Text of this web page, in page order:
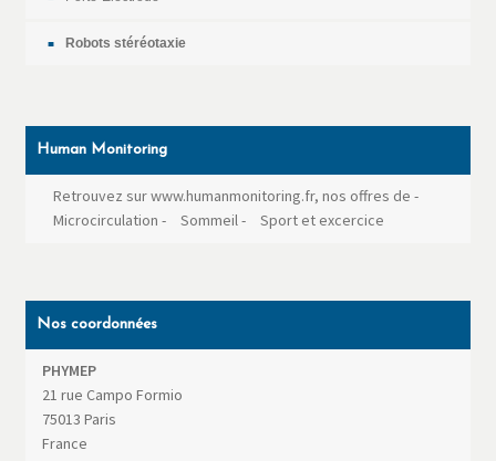
Robots stéréotaxie
Human Monitoring
Retrouvez sur www.humanmonitoring.fr, nos offres de -
Microcirculation - Sommeil- Sport et excercice
Nos coordonnées
PHYMEP
21 rue Campo Formio
75013 Paris
France